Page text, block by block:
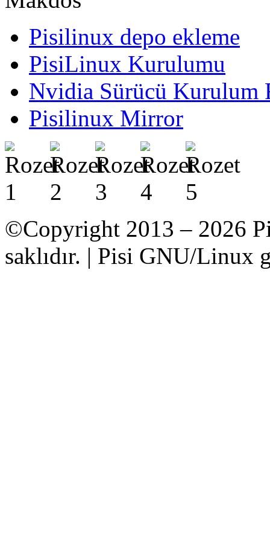
Pisilinux depo ekleme
PisiLinux Kurulumu
Nvidia Sürücü Kurulum
Pisilinux Mirror
©Copyright 2013 – 2026
saklıdır. | Pisi GNU/Linux